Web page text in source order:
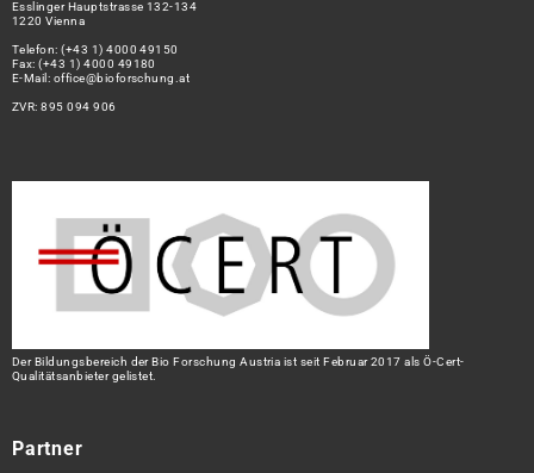
Esslinger Hauptstrasse 132-134
1220 Vienna
Telefon:(+43 1) 4000 49150
Fax: (+43 1) 4000 49180
E-Mail: office@bioforschung.at
ZVR: 895 094 906
Der Bildungsbereich der Bio Forschung Austria ist seit Februar 2017 als Ö-Cert-
Qualitätsanbieter gelistet.
Partner